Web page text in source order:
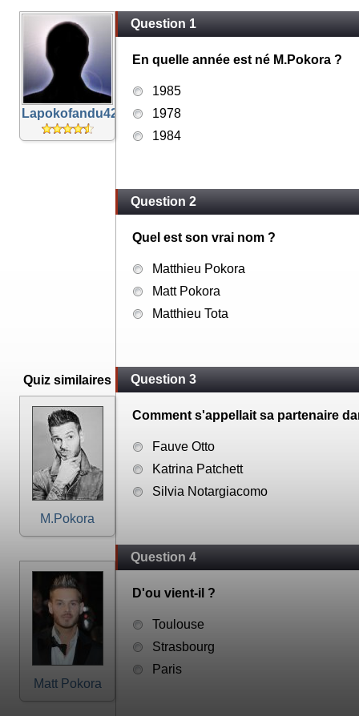
Lapokofandu42
Quiz similaires
M.Pokora
Matt Pokora
Question 1
En quelle année est né M.Pokora ?
1985
1978
1984
Question 2
Quel est son vrai nom ?
Matthieu Pokora
Matt Pokora
Matthieu Tota
Question 3
Comment s'appellait sa partenaire
Fauve Otto
Katrina Patchett
Silvia Notargiacomo
Question 4
D'ou vient-il ?
Toulouse
Strasbourg
Paris